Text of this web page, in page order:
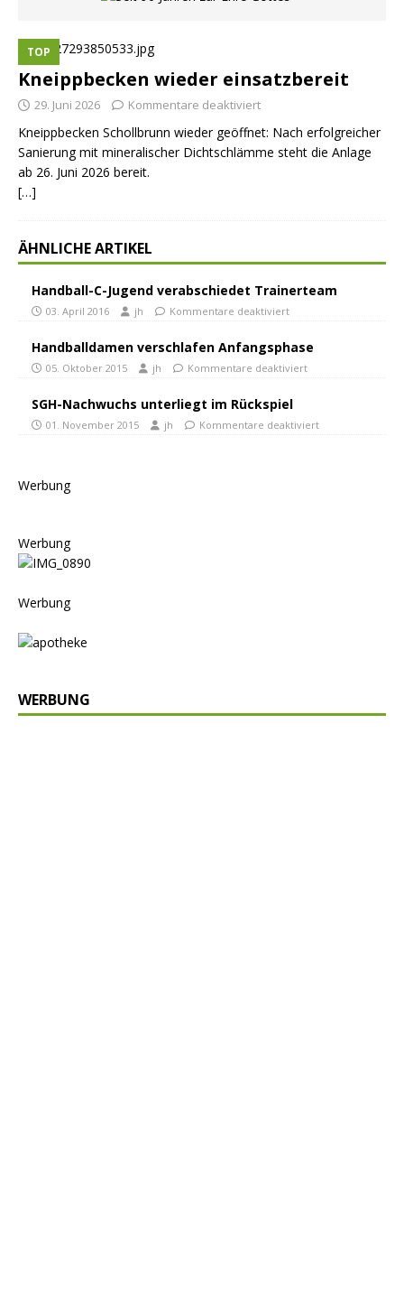
TOP
Kneippbecken wieder einsatzbereit
29. Juni 2026 Kommentare deaktiviert
Kneippbecken Schollbrunn wieder geöffnet: Nach erfolgreicher
Sanierung mit mineralischer Dichtschlämme steht die Anlage
ab 26. Juni 2026 bereit.
[…]
ÄHNLICHE ARTIKEL
Handball-C-Jugend verabschiedet Trainerteam
03. April 2016 jh Kommentare deaktiviert
Handballdamen verschlafen Anfangsphase
05. Oktober 2015 jh Kommentare deaktiviert
SGH-Nachwuchs unterliegt im Rückspiel
01. November 2015 jh Kommentare deaktiviert
Werbung
Werbung
Werbung
WERBUNG